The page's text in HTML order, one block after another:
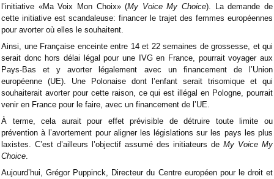
l’initiative «Ma Voix Mon Choix» (My Voice My Choice). La demande de
cette initiative est scandaleuse: financer le trajet des femmes européennes
pour avorter où elles le souhaitent.
Ainsi, une Française enceinte entre 14 et 22 semaines de grossesse, et qui
serait donc hors délai légal pour une IVG en France, pourrait voyager aux
Pays-Bas et y avorter légalement avec un financement de l’Union
européenne (UE). Une Polonaise dont l’enfant serait trisomique et qui
souhaiterait avorter pour cette raison, ce qui est illégal en Pologne, pourrait
venir en France pour le faire, avec un financement de l’UE.
À terme, cela aurait pour effet prévisible de détruire toute limite ou
prévention à l’avortement pour aligner les législations sur les pays les plus
laxistes. C’est d’ailleurs l’objectif assumé des initiateurs de My Voice My
Choice.
Aujourd’hui, Grégor Puppinck, Directeur du Centre européen pour le droit et